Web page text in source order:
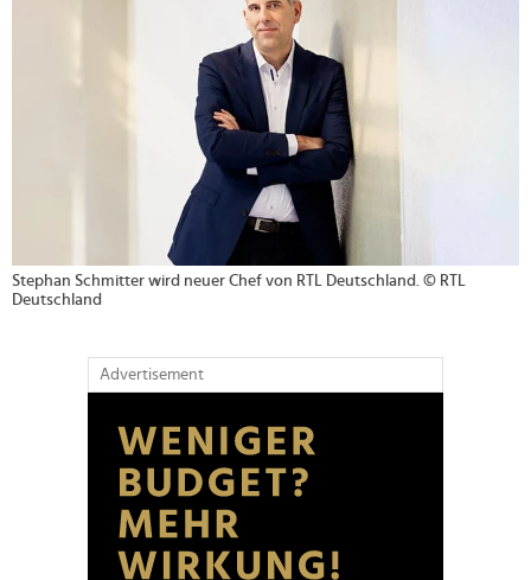
Stephan Schmitter wird neuer Chef von RTL Deutschland. © RTL
Deutschland
Advertisement